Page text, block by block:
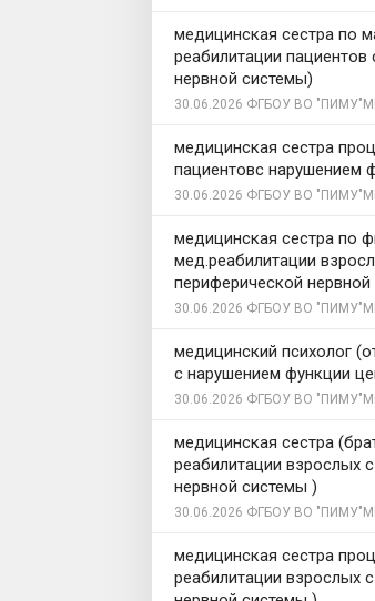
медицинская сестра по
реабилитации
нервной системы)
30.06.2026 ФГБОУ ВО
медицинская сестра
пациентовс нарушением
30.06.2026 ФГБОУ ВО
медицинская сестра по
мед.реабилитации
периферической
30.06.2026 ФГБОУ ВО
медицинский психолог
с нарушением функции
30.06.2026 ФГБОУ ВО
медицинская сестра
реабилитации взрослых
нервной системы )
30.06.2026 ФГБОУ ВО
медицинская сестра
реабилитации взрослых